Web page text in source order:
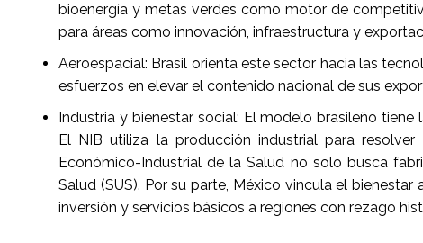
bioenergía y metas verdes como motor de
para áreas como innovación, infraestructura y
Aeroespacial: Brasil orienta este sector hacia las
esfuerzos en elevar el contenido nacional de sus
Industria y bienestar social: El modelo brasileño
El NIB utiliza la producción industrial para
Económico-Industrial de la Salud no solo busca
Salud (SUS). Por su parte, México vincula el
inversión y servicios básicos a regiones con rezago